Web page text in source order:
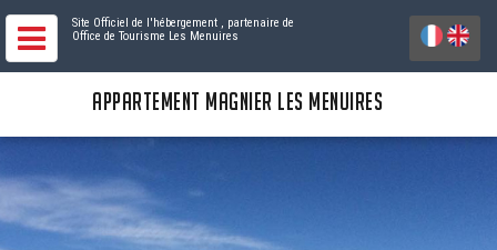
Site Officiel de l'hébergement , partenaire de
Office de Tourisme Les Menuires
APPARTEMENT MAGNIER LES MENUIRES